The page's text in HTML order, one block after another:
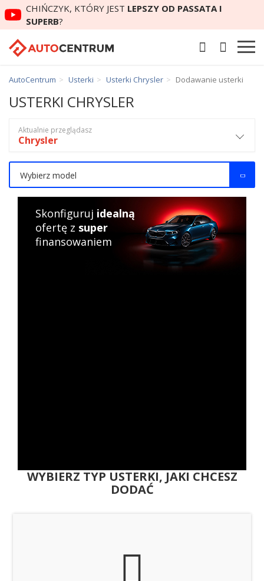
CHIŃCZYK, KTÓRY JEST LEPSZY OD PASSATA I
SUPERB?
AutoCentrum Usterki Usterki Chrysler Dodawanie usterki
WYBIERZ TYP USTERKI, JAKI CHCESZ
DODAĆ
USTERKI CHRYSLER
Aktualnie przeglądasz
Chrysler
Wybierz model
Skonfiguruj idealną
ofertę z super
finansowaniem